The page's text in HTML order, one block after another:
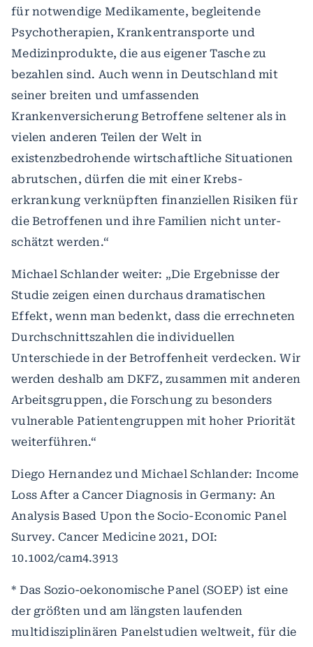
für notwendige Medikamente, begleitende
Psychotherapien, Krankentransporte und
Medizinprodukte, die aus eigener Tasche zu
bezahlen sind. Auch wenn in Deutschland mit
seiner breiten und umfassenden
Krankenversicherung Betroffene seltener als in
vielen anderen Teilen der Welt in
existenzbedrohende wirtschaftliche Situationen
abrutschen, dürfen die mit einer Krebs-
erkrankung verknüpften finanziellen Risiken für
die Betroffenen und ihre Familien nicht unter-
schätzt werden.“
Michael Schlander weiter: „Die Ergebnisse der
Studie zeigen einen durchaus dramatischen
Effekt, wenn man bedenkt, dass die errechneten
Durchschnittszahlen die individuellen
Unterschiede in der Betroffenheit verdecken. Wir
werden deshalb am DKFZ, zusammen mit anderen
Arbeitsgruppen, die Forschung zu besonders
vulnerable Patientengruppen mit hoher Priorität
weiterführen.“
Diego Hernandez und Michael Schlander: Income
Loss After a Cancer Diagnosis in Germany: An
Analysis Based Upon the Socio-Economic Panel
Survey. Cancer Medicine 2021, DOI:
10.1002/cam4.3913
* Das Sozio-oekonomische Panel (SOEP) ist eine
der größten und am längsten laufenden
multidisziplinären Panelstudien weltweit, für die